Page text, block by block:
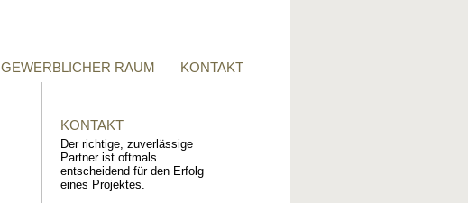
GEWERBLICHER RAUM KONTAKT
KONTAKT
Der richtige, zuverlässige
Partner ist oftmals
entscheidend für den Erfolg
eines Projektes.